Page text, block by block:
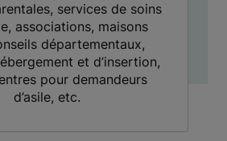
services de soins
associations, maisons
départementaux,
et d’insertion,
pour demandeurs
d’asile, etc.